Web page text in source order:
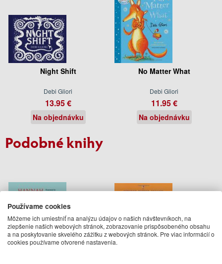
Night Shift
Debi Gliori
13.95 €
Na objednávku
No Matter What
Debi Gliori
11.95 €
Na objednávku
Podobné knihy
Používame cookies
Môžeme ich umiestniť na analýzu údajov o našich návštevníkoch, na
zlepšenie našich webových stránok, zobrazovanie prispôsobeného obsahu
a na poskytovanie skvelého zážitku z webových stránok. Pre viac informácií o
cookies používame otvorené nastavenia.